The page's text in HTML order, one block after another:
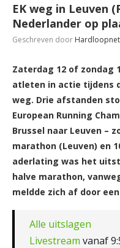
EK weg in Leuven
Nederlander op
Geschreven door
Zaterdag 12 of zondag
atleten in actie tijdens
weg. Drie afstanden
European Running
Brussel naar Leuven –
marathon (Leuven) en
aderlating was het
halve marathon,
meldde zich af door
Alle uitslagen
Livestream vanaf